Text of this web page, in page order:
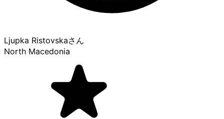
Ljupka Ristovskaさん
North Macedonia